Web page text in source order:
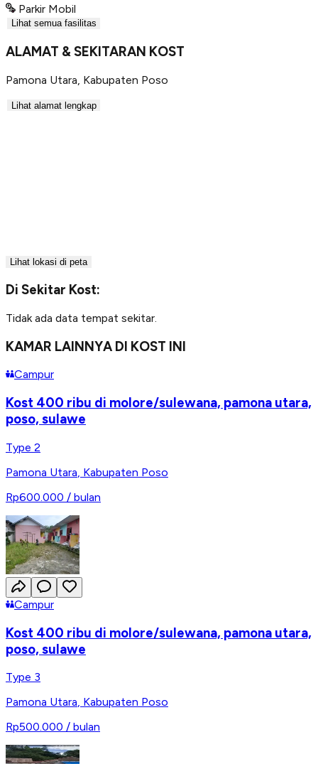
Parkir Mobil
Lihat semua fasilitas
ALAMAT & SEKITARAN KOST
Pamona Utara, Kabupaten Poso
Lihat alamat lengkap
Lihat lokasi di peta
Di Sekitar Kost:
Tidak ada data tempat sekitar.
KAMAR LAINNYA DI KOST INI
Campur
Kost 400 ribu di molore/sulewana, pamona utara,
poso, sulawe
Type 2
Pamona Utara Kabupaten Poso
Rp600.000 / bulan
Campur
Kost 400 ribu di molore/sulewana, pamona utara,
poso, sulawe
Type 3
Pamona Utara, Kabupaten Poso
Rp500.000 / bulan